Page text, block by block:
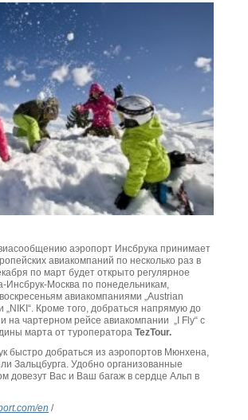
аэропорт Инсбрука принимает
авиакомпаний по несколько раз в
по март будет открыто регулярное
Инсбрук-Москва по понедельникам,
авиакомпаниями „Austrian
„NIKI“. Кроме того, добраться напрямую до
на чартерном рейсe авиакомпании „I Fly“ с
марта от туроператора TezTour.
быстро добраться из аэропортов Мюнхена,
Зальцбурга. Удобно организованные
довезут Вас и Ваш багаж в сердце Альп в
.com/en /